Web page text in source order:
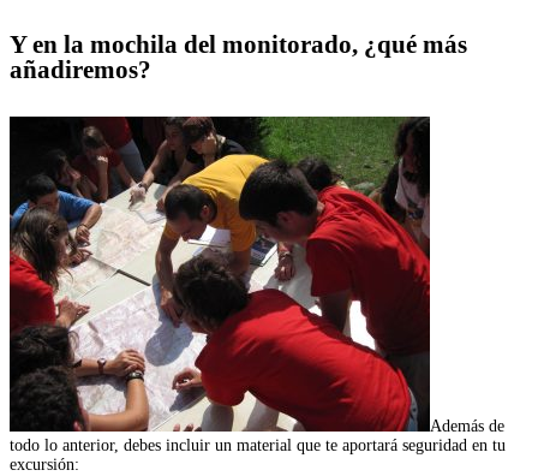
Y en la mochila del monitorado, ¿qué más
añadiremos?
Además de
todo lo anterior, debes incluir un material que te aportará seguridad en tu
excursión: